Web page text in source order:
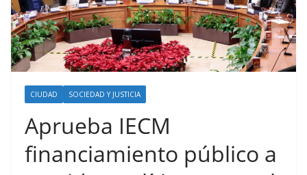
CIUDAD SOCIEDAD Y JUSTICIA
Aprueba IECM
financiamiento público a